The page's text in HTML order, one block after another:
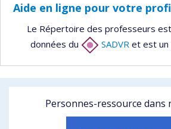
Aide en ligne pour votre
Le Répertoire des professeurs
données du
SADVR et est
Personnes-ressource dans